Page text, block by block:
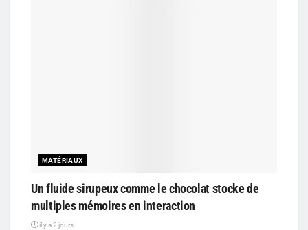
MATÉRIAUX
Un fluide sirupeux comme le chocolat stocke de
multiples mémoires en interaction
il y a 2 jours